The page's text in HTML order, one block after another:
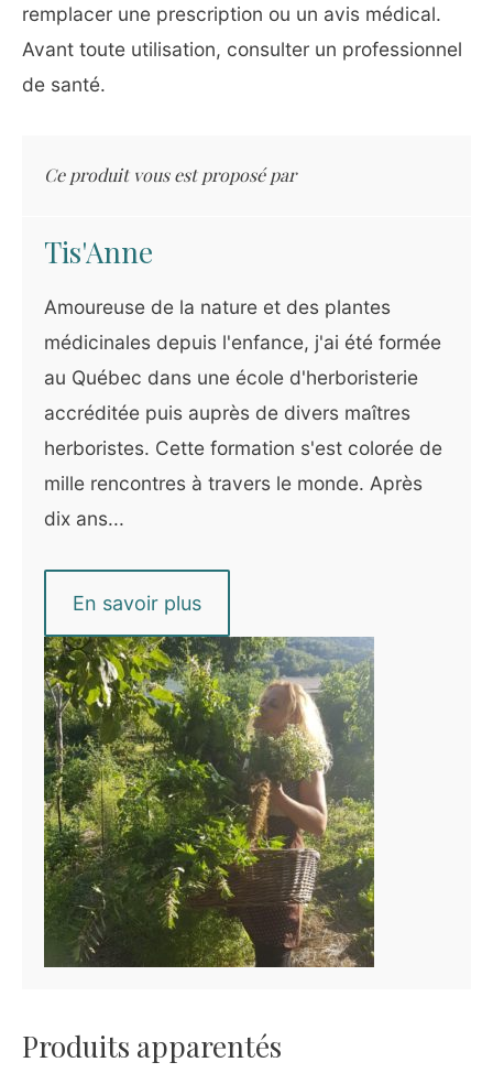
remplacer une prescription ou un avis médical.
Avant toute utilisation, consulter un professionnel
de santé.
Ce produit vous est proposé par
Tis'Anne
Amoureuse de la nature et des plantes
médicinales depuis l'enfance, j'ai été formée
au Québec dans une école d'herboristerie
accréditée puis auprès de divers maîtres
herboristes. Cette formation s'est colorée de
mille rencontres à travers le monde. Après
dix ans...
En savoir plus
Produits apparentés